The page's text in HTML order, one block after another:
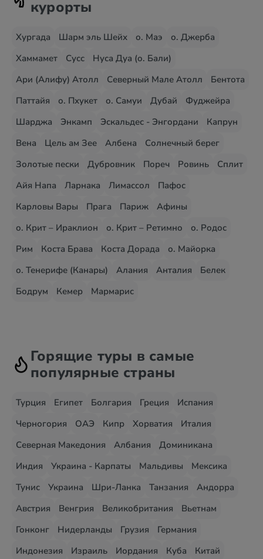
курорты
Хургада Шарм эль Шейх о. Маэ
о. Джерба
Хаммамет
Сусс
Нуса Дуа (о. Бали)
Ари (Алифу) Атолл
Северный Мале Атолл
Бентота
Паттайя
о. Пхукет о. Самуи Дубай
Фуджейра
Шарджа
Энкамп Эскальдес - Энгордани
Капрун
Вена
Цель ам Зее Албена
Солнечный берег
Золотые пески
Дубровник Пореч Ровинь
Сплит
Айя Напа
Ларнака Лимассол
Пафос
Карловы Вары
Прага Париж
Афины
о. Крит – Ираклион
о. Крит – Ретимно
о. Родос
Рим
Коста Брава Коста Дорада
о. Майорка
о. Тенерифе (Канары)
Алания Анталия
Белек
Бодрум
Кемер Мармарис
Горящие туры в самые
популярные страны
Турция Египет Болгария Греция
Испания
Черногория
ОАЭ Кипр Хорватия
Италия
Северная Македония
Албания
Доминикана
Индия
Украина - Карпаты Мальдивы
Мексика
Тунис
Украина Шри-Ланка Танзания
Андорра
Австрия
Венгрия Великобритания
Вьетнам
Гонконг
Нидерланды Грузия
Германия
Индонезия
Израиль Иордания Куба
Китай